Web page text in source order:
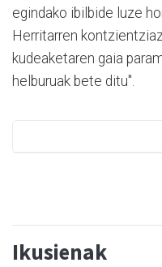
egindako ibilbide luze
Herritarren
kudeaketaren gaia
helburuak bete ditu".
Ikusienak